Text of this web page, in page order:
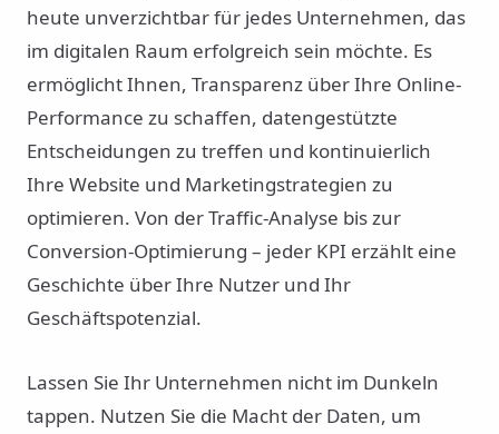
heute unverzichtbar für jedes Unternehmen, das
im digitalen Raum erfolgreich sein möchte. Es
ermöglicht Ihnen, Transparenz über Ihre Online-
Performance zu schaffen, datengestützte
Entscheidungen zu treffen und kontinuierlich
Ihre Website und Marketingstrategien zu
optimieren. Von der Traffic-Analyse bis zur
Conversion-Optimierung – jeder KPI erzählt eine
Geschichte über Ihre Nutzer und Ihr
Geschäftspotenzial.
Lassen Sie Ihr Unternehmen nicht im Dunkeln
tappen. Nutzen Sie die Macht der Daten, um